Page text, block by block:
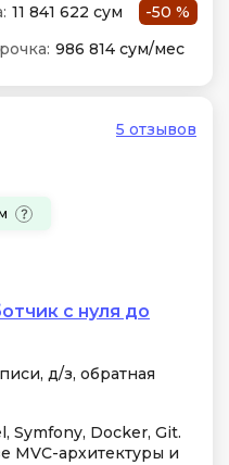
11 841 622 сум
-50 %
986 814 сум/мес
5 отзывов
с нуля до
д/з, обратная
Symfony, Docker, Git.
MVC-архитектуры и